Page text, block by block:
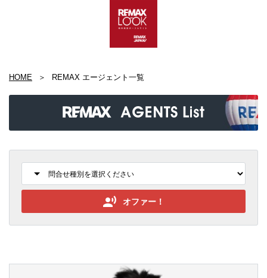
HOME REMAX エージェント一覧
オファー！